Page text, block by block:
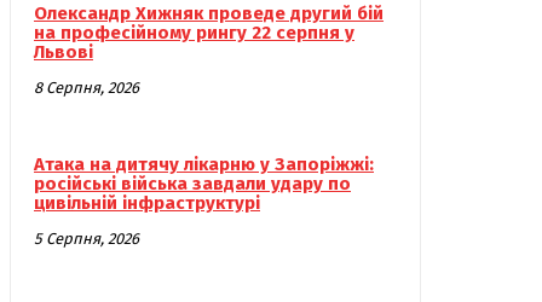
Олександр Хижняк проведе другий бій
на професійному рингу 22 серпня у
Львові
8 Серпня, 2026
Атака на дитячу лікарню у Запоріжжі:
російські війська завдали удару по
цивільній інфраструктурі
5 Серпня, 2026